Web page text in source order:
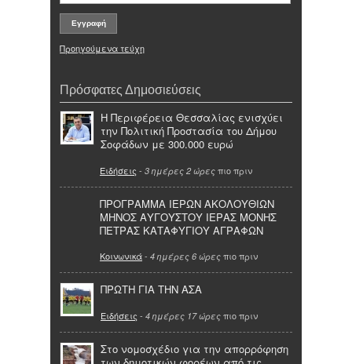
Προηγούμενα τεύχη
Πρόσφατες Δημοσιεύσεις
Η Περιφέρεια Θεσσαλίας ενισχύει
την Πολιτική Προστασία του Δήμου
Σοφάδων με 300.000 ευρώ
Ειδήσεις - 3 ημέρες 2 ώρες πιο πριν
ΠΡΟΓΡΑΜΜΑ ΙΕΡΩΝ ΑΚΟΛΟΥΘΙΩΝ
ΜΗΝΟΣ ΑΥΓΟΥΣΤΟΥ ΙΕΡΑΣ ΜΟΝΗΣ
ΠΕΤΡΑΣ ΚΑΤΑΦΥΓΙΟΥ ΑΓΡΑΦΩΝ
Κοινωνικά- 4 ημέρες 6 ώρες πιο πριν
ΠΡΩΤΗ ΓΙΑ ΤΗΝ ΑΣΑ
Ειδήσεις - 4 ημέρες 17 ώρες πιο πριν
Στο νομοσχέδιο για την απορρόφηση